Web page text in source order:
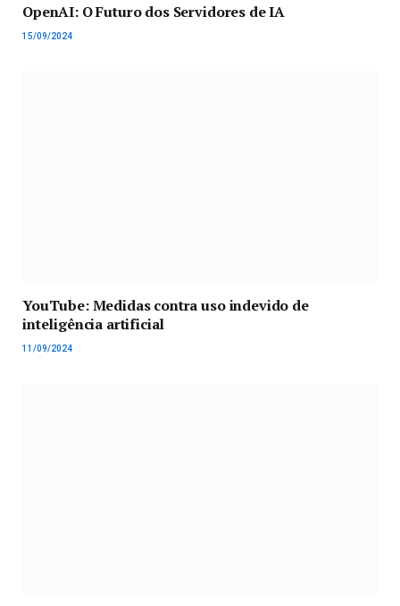
OpenAI: O Futuro dos Servidores de IA
15/09/2024
YouTube: Medidas contra uso indevido de
inteligência artificial
11/09/2024